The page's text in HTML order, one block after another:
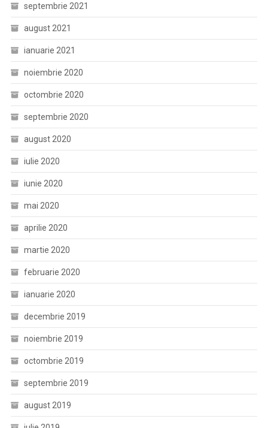
septembrie 2021
august 2021
ianuarie 2021
noiembrie 2020
octombrie 2020
septembrie 2020
august 2020
iulie 2020
iunie 2020
mai 2020
aprilie 2020
martie 2020
februarie 2020
ianuarie 2020
decembrie 2019
noiembrie 2019
octombrie 2019
septembrie 2019
august 2019